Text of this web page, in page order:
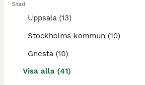
Stad
Uppsala (13)
Stockholms kommun (10)
Gnesta (10)
Visa alla (41)